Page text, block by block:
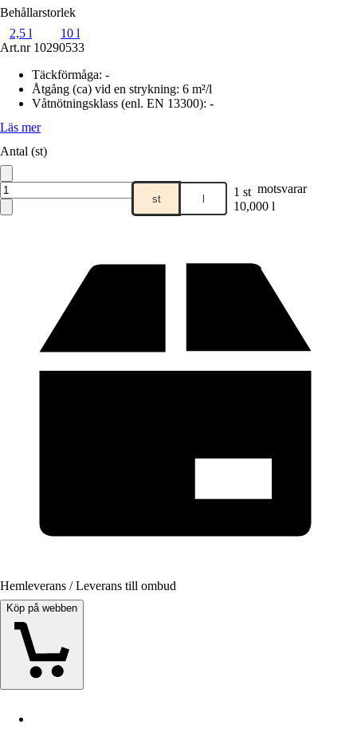
Behållarstorlek
2,5 l
10 l
Art.nr 10290533
Täckförmåga: -
Åtgång (ca) vid en strykning: 6 m²/l
Våtnötningsklass (enl. EN 13300): -
Läs mer
Antal (st)
st l 1 st motsvarar
10,000 l
Hemleverans / Leverans till ombud
Köp på webben